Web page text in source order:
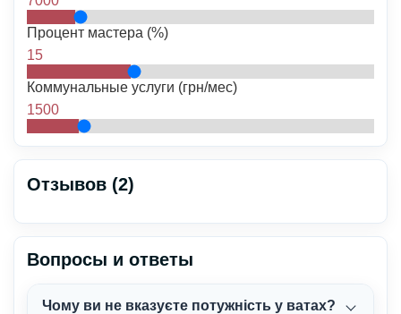
Процент мастера (%)
15
Коммунальные услуги (грн/мес)
1500
Отзывов (2)
Вопросы и ответы
Чому ви не вказуєте потужність у ватах?